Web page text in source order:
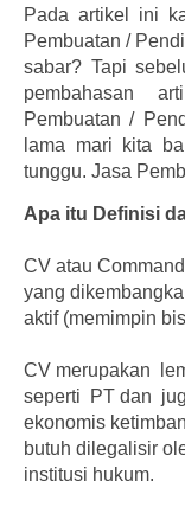
Pada artikel ini
Pembuatan /
sabar? Tapi
pembahasan
Pembuatan /
lama mari kita
tunggu. Jasa
Apa itu Definisi
CV atau
yang
aktif (memimpin
CV merupakan
seperti PT dan
ekonomis
butuh dilegalisir
institusi hukum.